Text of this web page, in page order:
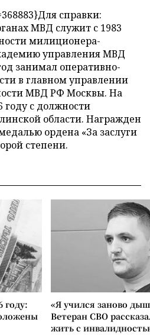
справки:
МВД служит с 1983
милиционера-
управления МВД
занимал оперативно-
в главном управлении
МВД РФ Москвы. На
году с должности
области. Награжден
ордена «За заслуги
степени.
году:
«Я учился заново
Ветеран СВО
жить с